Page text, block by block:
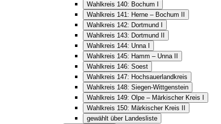
Wahlkreis 140: Bochum I
Wahlkreis 141: Herne – Bochum II
Wahlkreis 142: Dortmund I
Wahlkreis 143: Dortmund II
Wahlkreis 144: Unna I
Wahlkreis 145: Hamm – Unna II
Wahlkreis 146: Soest
Wahlkreis 147: Hochsauerlandkreis
Wahlkreis 148: Siegen-Wittgenstein
Wahlkreis 149: Olpe – Märkischer Kreis I
Wahlkreis 150: Märkischer Kreis II
gewählt über Landesliste